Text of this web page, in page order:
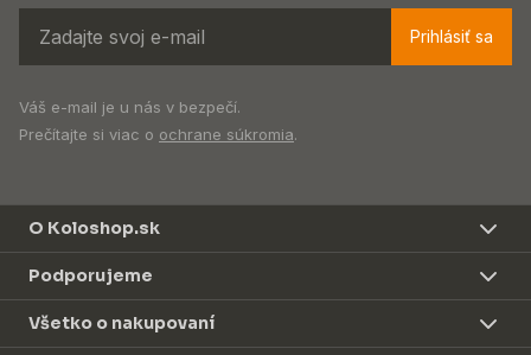
Prihlásiť sa
Váš e-mail je u nás v bezpečí.
Prečítajte si viac o ochrane súkromia.
O Koloshop.sk
Podporujeme
Všetko o nakupovaní